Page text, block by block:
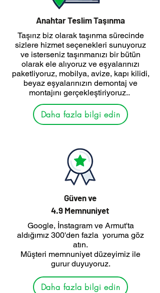
Anahtar Teslim Taşınma
Taşırız biz olarak taşınma sürecinde
sizlere hizmet seçenekleri sunuyoruz
ve isterseniz taşınmanızı bir bütün
olarak ele alıyoruz ve eşyalarınızı
paketliyoruz, mobilya, avize, kapı kilidi,
beyaz eşyalarınızın demontaj ve
montajını gerçekleştiriyoruz..
Daha fazla bilgi edin
Güven ve
4.9 Memnuniyet
Google, İnstagram ve Armut'ta
aldığımız 300'den fazla yoruma göz
atın.
Müşteri memnuniyet düzeyimiz ile
gurur duyuyoruz.
Daha fazla bilgi edin